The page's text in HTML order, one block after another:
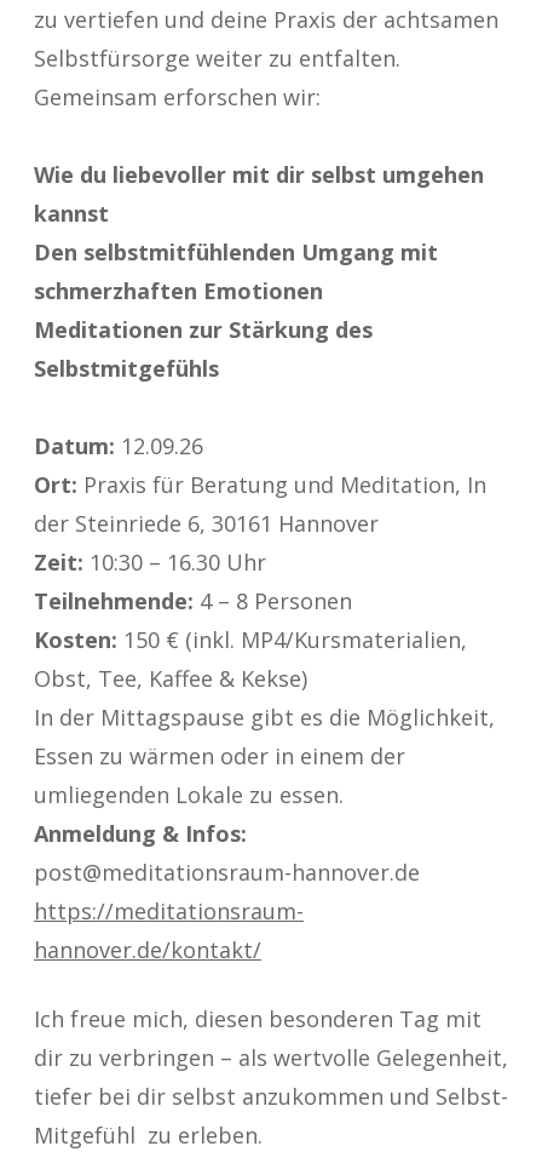
zu vertiefen und deine Praxis der achtsamen
Selbstfürsorge weiter zu entfalten.
Gemeinsam erforschen wir:
Wie du liebevoller mit dir selbst umgehen
kannst
Den selbstmitfühlenden Umgang mit
schmerzhaften Emotionen
Meditationen zur Stärkung des
Selbstmitgefühls
Datum: 12.09.26
Ort: Praxis für Beratung und Meditation, In
der Steinriede 6, 30161 Hannover
Zeit: 10:30 – 16.30 Uhr
Teilnehmende: 4 – 8 Personen
Kosten: 150 € (inkl. MP4/Kursmaterialien,
Obst, Tee, Kaffee & Kekse)
In der Mittagspause gibt es die Möglichkeit,
Essen zu wärmen oder in einem der
umliegenden Lokale zu essen.
Anmeldung & Infos:
post@meditationsraum-hannover.de
https://meditationsraum-
hannover.de/kontakt/
Ich freue mich, diesen besonderen Tag mit
dir zu verbringen – als wertvolle Gelegenheit,
tiefer bei dir selbst anzukommen und Selbst-
Mitgefühl zu erleben.